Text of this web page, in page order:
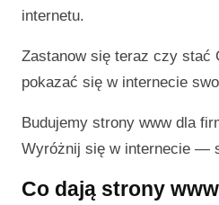
internetu.
Zastanow się teraz czy stać
pokazać się w internecie
Budujemy strony www dla
Wyróżnij się w internecie —
Co dają strony